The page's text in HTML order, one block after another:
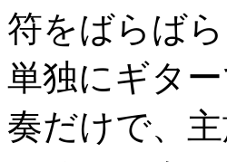
符をばらば
単独にギタ
奏だけで、